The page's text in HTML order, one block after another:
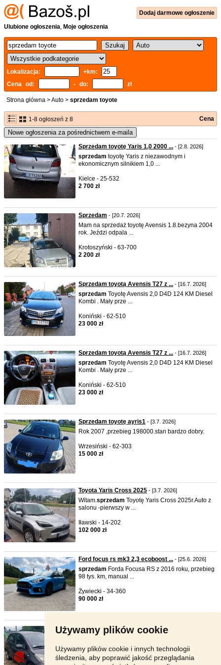
Używamy plików cookie
Używamy plików cookie i innych technologii
śledzenia, aby poprawić jakość przeglądania
Dodaj darmowe ogłoszenie
Ulubione ogłoszenia, Moje ogłoszenia
Lokalizacja:
+km:
Cena od:
- do: zł
Strona główna >Auto > sprzedam toyote
1-8 ogłoszeń z 8 Cena
Nowe ogłoszenia za pośrednictwem e-maila
Sprzedam toyotę Yaris 1,0 2000 ... - [2.8. 2026]
sprzedam toyotę Yaris z niezawodnym i
ekonomicznym silnikiem 1,0 ...
Kielce - 25-532
2 700 zł
Sprzedam - [20.7. 2026]
Mam na sprzedaż toyotę Avensis 1.8.bezyna 2004
rok. Jeździ odpala ...
Krotoszyński - 63-700
2 200 zł
Sprzedam toyotą Avensis T27 z ... - [16.7. 2026]
sprzedam Toyotę Avensis 2,0 D4D 124 KM Diesel
Kombi . Mały prze ...
Koniński - 62-510
23 000 zł
Sprzedam toyotą Avensis T27 z ... - [16.7. 2026]
sprzedam Toyotę Avensis 2,0 D4D 124 KM Diesel
Kombi . Mały prze ...
Koniński - 62-510
23 000 zł
Sprzedam toyotę ayris1 - [3.7. 2026]
Rok 2007 ,przebieg 198000.stan bardzo dobry.
Wrzesiński - 62-303
15 000 zł
Toyota Yaris Cross 2025 - [3.7. 2026]
Witam.sprzedam Toyotę Yaris Cross 2025r.Auto z
salonu -pierwszy w ...
Iławski - 14-202
102 000 zł
Ford focus rs mk3 2,3 ecoboost ... - [25.6. 2026]
sprzedam Forda Focusa RS z 2016 roku, przebieg
98 tys. km, manual ...
Żywiecki - 34-360
90 000 zł
sprzedam uszkodzoną toyotę yar ...
wyposażenia Luna. S ...
Białystok - 15-649